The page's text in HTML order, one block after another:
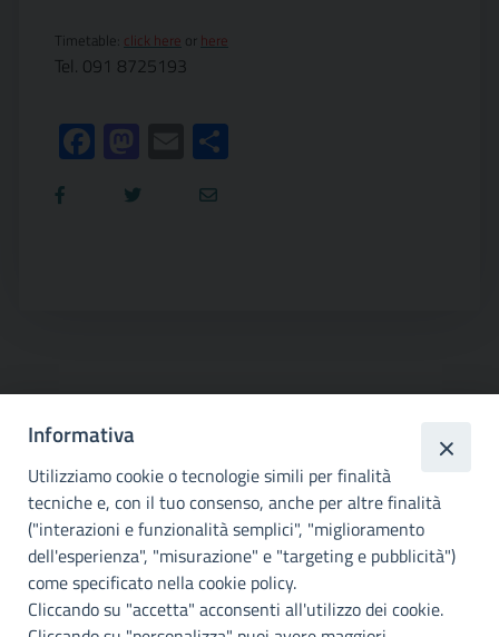
Timetable: click here or here
Tel. 091 8725193
Facebook
Mastodon
Email
Città
metropolitana di
Palermo
Informativa
Utilizziamo cookie o tecnologie simili per finalità
tecniche e, con il tuo consenso, anche per altre finalità
("interazioni e funzionalità semplici", "miglioramento
dell'esperienza", "misurazione" e "targeting e pubblicità")
come specificato nella cookie policy.
Cliccando su "accetta" acconsenti all'utilizzo dei cookie.